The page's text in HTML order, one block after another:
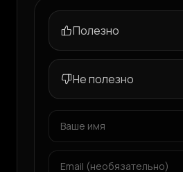
Полезно
Не полезно